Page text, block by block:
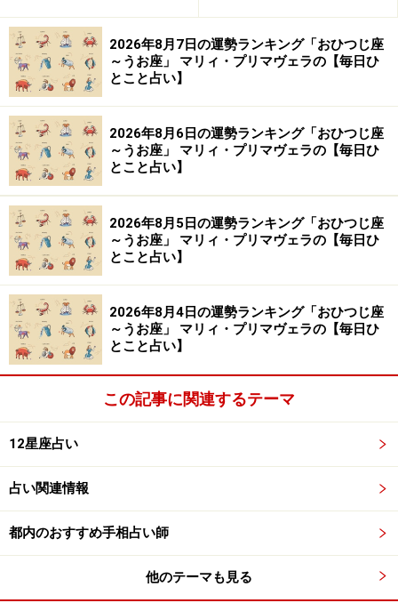
2026年8月7日の運勢ランキング「おひつじ座
～うお座」 マリィ・プリマヴェラの【毎日ひ
とこと占い】
2026年8月6日の運勢ランキング「おひつじ座
～うお座」 マリィ・プリマヴェラの【毎日ひ
とこと占い】
2026年8月5日の運勢ランキング「おひつじ座
～うお座」 マリィ・プリマヴェラの【毎日ひ
とこと占い】
2026年8月4日の運勢ランキング「おひつじ座
～うお座」 マリィ・プリマヴェラの【毎日ひ
とこと占い】
この記事に関連するテーマ
12星座占い
占い関連情報
都内のおすすめ手相占い師
他のテーマも見る